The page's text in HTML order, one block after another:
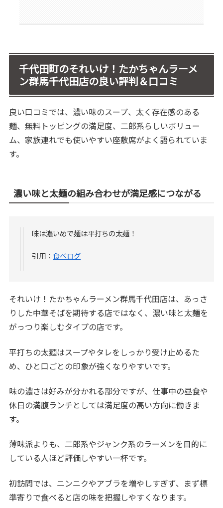
千代田町のそれいけ！たかちゃんラーメ
ン群馬千代田店の良い評判＆口コミ
良い口コミでは、濃い味のスープ、太く存在感のある
麺、無料トッピングの満足度、二郎系らしいボリュー
ム、家族連れでも使いやすい座敷席がよく語られていま
す。
濃い味と太麺の組み合わせが満足感につながる
味は濃いめで麺は平打ちの太麺！
引用：食べログ
それいけ！たかちゃんラーメン群馬千代田店は、あっさ
りした中華そばを期待する店ではなく、濃い味と太麺を
がっつり楽しむタイプの店です。
平打ちの太麺はスープやタレをしっかり受け止めるた
め、ひと口ごとの印象が強くなりやすいです。
味の濃さは好みが分かれる部分ですが、仕事中の昼食や
休日の満腹ランチとしては満足度の高い方向に働きま
す。
薄味派よりも、二郎系やジャンク系のラーメンを目的に
している人ほど評価しやすい一杯です。
初訪問では、ニンニクやアブラを増やしすぎず、まず標
準寄りで食べると店の味を把握しやすくなります。